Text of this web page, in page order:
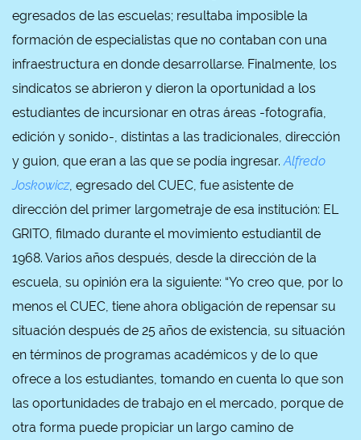
egresados de las escuelas; resultaba imposible la
formación de especialistas que no contaban con una
infraestructura en donde desarrollarse. Finalmente, los
sindicatos se abrieron y dieron la oportunidad a los
estudiantes de incursionar en otras áreas -fotografía,
edición y sonido-, distintas a las tradicionales, dirección
y guion, que eran a las que se podía ingresar.Alfredo
Joskowicz, egresado del CUEC, fue asistente de
dirección del primer largometraje de esa institución: EL
GRITO, filmado durante el movimiento estudiantil de
1968. Varios años después, desde la dirección de la
escuela, su opinión era la siguiente: “Yo creo que, por lo
menos el CUEC, tiene ahora obligación de repensar su
situación después de 25 años de existencia, su situación
en términos de programas académicos y de lo que
ofrece a los estudiantes, tomando en cuenta lo que son
las oportunidades de trabajo en el mercado, porque de
otra forma puede propiciar un largo camino de